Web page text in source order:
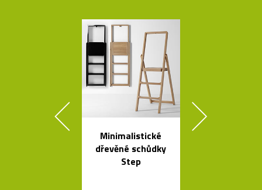
Minimalistické
dřevěné schůdky
Step